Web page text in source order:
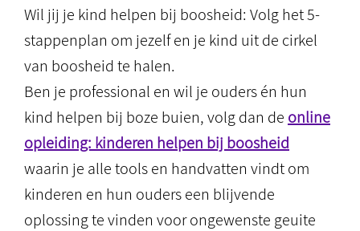
Wil jij je kind helpen bij boosheid: Volg het 5-
stappenplan om jezelf en je kind uit de cirkel
van boosheid te halen.
Ben je professional en wil je ouders én hun
kind helpen bij boze buien, volg dan de online
opleiding: kinderen helpen bij boosheid
waarin je alle tools en handvatten vindt om
kinderen en hun ouders een blijvende
oplossing te vinden voor ongewenste geuite